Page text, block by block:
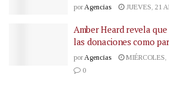
por Agencias JUEVES, 21
Amber Heard revela
las donaciones como
porAgencias
MIÉRCOLES,
0